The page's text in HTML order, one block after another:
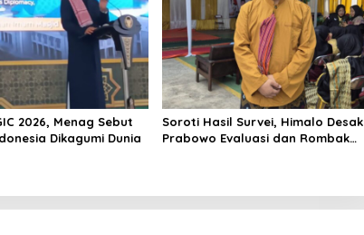
2026, Menag Sebut
Dikagumi Dunia
Soroti Hasil Survei, Himalo Desak
Prabowo Evaluasi dan Rombak